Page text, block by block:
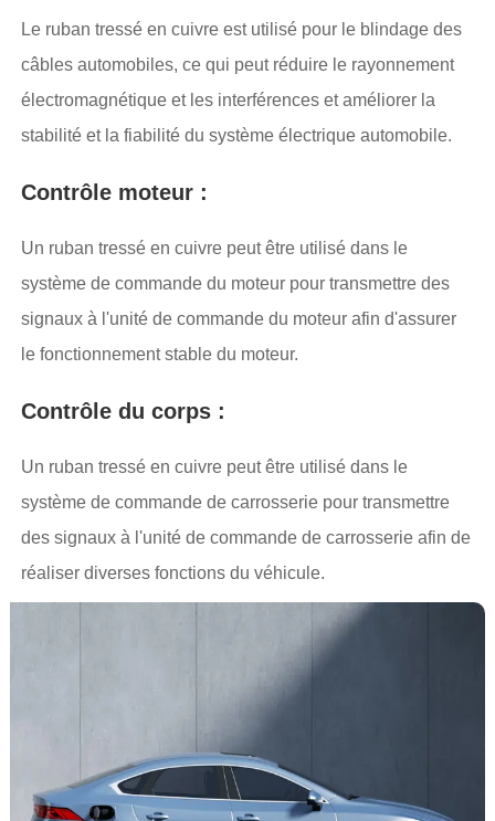
Le ruban tressé en cuivre est utilisé pour le blindage des
câbles automobiles, ce qui peut réduire le rayonnement
électromagnétique et les interférences et améliorer la
stabilité et la fiabilité du système électrique automobile.
Contrôle moteur :
Un ruban tressé en cuivre peut être utilisé dans le
système de commande du moteur pour transmettre des
signaux à l'unité de commande du moteur afin d'assurer
le fonctionnement stable du moteur.
Contrôle du corps :
Un ruban tressé en cuivre peut être utilisé dans le
système de commande de carrosserie pour transmettre
des signaux à l'unité de commande de carrosserie afin de
réaliser diverses fonctions du véhicule.